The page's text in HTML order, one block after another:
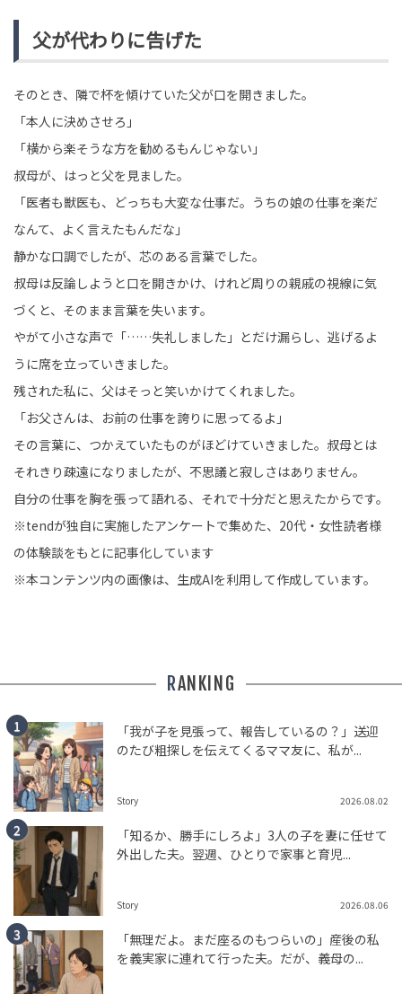
父が代わりに告げた
そのとき、隣で杯を傾けていた父が口を開きました。
「本人に決めさせろ」
「横から楽そうな方を勧めるもんじゃない」
叔母が、はっと父を見ました。
「医者も獣医も、どっちも大変な仕事だ。うちの娘の仕事を楽だ
なんて、よく言えたもんだな」
静かな口調でしたが、芯のある言葉でした。
叔母は反論しようと口を開きかけ、けれど周りの親戚の視線に気
づくと、そのまま言葉を失います。
やがて小さな声で「……失礼しました」とだけ漏らし、逃げるよ
うに席を立っていきました。
残された私に、父はそっと笑いかけてくれました。
「お父さんは、お前の仕事を誇りに思ってるよ」
その言葉に、つかえていたものがほどけていきました。叔母とは
それきり疎遠になりましたが、不思議と寂しさはありません。
自分の仕事を胸を張って語れる、それで十分だと思えたからです。
※tendが独自に実施したアンケートで集めた、20代・女性読者様
の体験談をもとに記事化しています
※本コンテンツ内の画像は、生成AIを利用して作成しています。
RANKING
「我が子を見張って、報告しているの？」送迎
のたび粗探しを伝えてくるママ友に、私が...
Story 2026.08.02
「知るか、勝手にしろよ」3人の子を妻に任せて
外出した夫。翌週、ひとりで家事と育児...
Story 2026.08.06
「無理だよ。まだ座るのもつらいの」産後の私
を義実家に連れて行った夫。だが、義母の...